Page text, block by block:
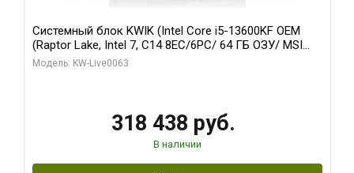
Системный блок KWIK (Intel Core i5-13600KF OEM
(Raptor Lake, Intel 7, C14 8EC/6PC/ 64 ГБ ОЗУ/ MSI
RTX5080 VENTUS 3X OC 16GB GDDR7 256bit 3xDP
Модель: KW-Live0063
318 438 руб.
В наличии